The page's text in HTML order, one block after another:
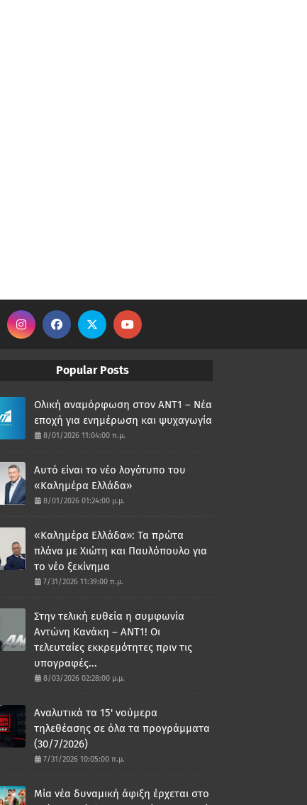
Popular Posts
Ολική αναμόρφωση στον ΑΝΤ1 – Νέα
εποχή για ενημέρωση και ψυχαγωγία
8/01/2026 11:04:00 π.μ.
Αυτό είναι το νέο λογότυπο του
«Καλημέρα Ελλάδα»
8/01/2026 01:24:00 μ.μ.
«Καλημέρα Ελλάδα»: Τα πρώτα
πλάνα με Χιώτη και Παυλόπουλο για
το νέο ξεκίνημα
7/31/2026 11:39:00 π.μ.
Στην τελική ευθεία η συμφωνία
Αντώνη Κανάκη – ΑΝΤ1! Οι
τελευταίες εκκρεμότητες πριν τις
υπογραφές...
8/03/2026 02:28:00 μ.μ.
Αναλυτικά τα 15' νούμερα
τηλεθέασης σε όλα τα προγράμματα
(30/7/2026)
7/31/2026 10:05:00 π.μ.
Μία νέα δυναμική άφιξη έρχεται στο